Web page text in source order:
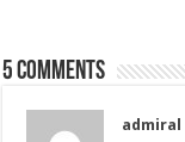
5 comments
admiral